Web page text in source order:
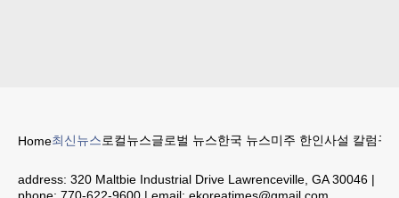
Home최신뉴스로컬뉴스글로벌 뉴스한국 뉴스미주 한인사설 칼럼구
address: 320 Maltbie Industrial Drive Lawrenceville, GA 30046 |